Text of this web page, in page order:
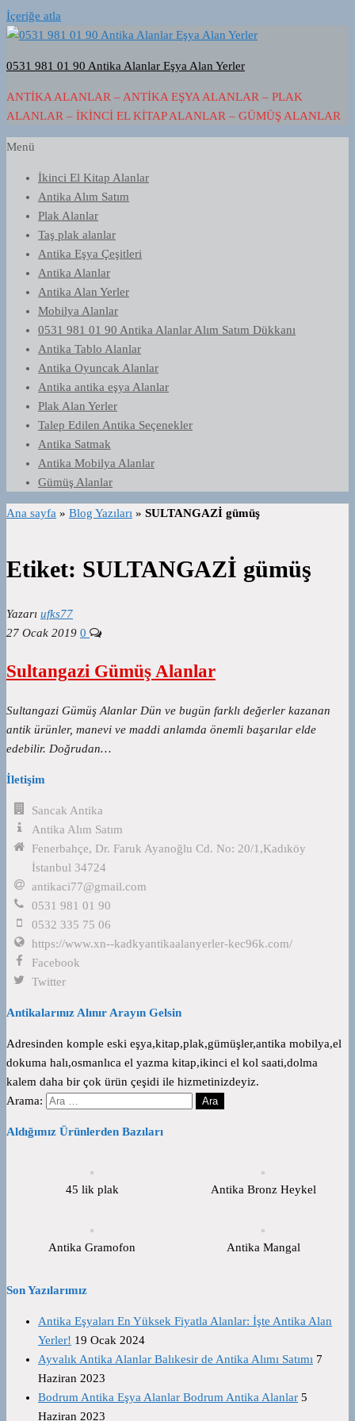
İçeriğe atla
0531 981 01 90 Antika Alanlar Eşya Alan Yerler
ANTIKA ALANLAR – ANTIKA EŞYA ALANLAR – PLAK
ALANLAR – İKINCI EL KITAP ALANLAR – GÜMÜŞ ALANLAR
Menü
İkinci El Kitap Alanlar
Antika Alım Satım
Plak Alanlar
Taş plak alanlar
Antika Eşya Çeşitleri
Antika Alanlar
Antika Alan Yerler
Mobilya Alanlar
0531 981 01 90 Antika Alanlar Alım Satım Dükkanı
Antika Tablo Alanlar
Antika Oyuncak Alanlar
Antika antika eşya Alanlar
Plak Alan Yerler
Talep Edilen Antika Seçenekler
Antika Satmak
Antika Mobilya Alanlar
Gümüş Alanlar
Ana sayfa » Blog Yazıları » SULTANGAZİ gümüş
Etiket: SULTANGAZİ gümüş
Yazarı ufks77
27 Ocak 2019 0
Sultangazi Gümüş Alanlar
Sultangazi Gümüş Alanlar Dün ve bugün farklı değerler kazanan
antik ürünler, manevi ve maddi anlamda önemli başarılar elde
edebilir. Doğrudan…
İletişim
Sancak Antika
Antika Alım Satım
Fenerbahçe, Dr. Faruk Ayanoğlu Cd. No: 20/1,Kadıköy
İstanbul 34724
antikaci77@gmail.com
0531 981 01 90
0532 335 75 06
https://www.xn--kadkyantikaalanyerler-kec96k.com/
Facebook
Twitter
Antikalarınız Alınır Arayın Gelsin
Adresinden komple eski eşya,kitap,plak,gümüşler,antika mobilya,el
dokuma halı,osmanlıca el yazma kitap,ikinci el kol saati,dolma
kalem daha bir çok ürün çeşidi ile hizmetinizdeyiz.
Arama:
Aldığımız Ürünlerden Bazıları
45 lik plak Antika Bronz Heykel
Antika Gramofon Antika Mangal
Son Yazılarımız
Antika Eşyaları En Yüksek Fiyatla Alanlar: İşte Antika Alan
Yerler! 19 Ocak 2024
Ayvalık Antika Alanlar Balıkesir de Antika Alımı Satımı 7
Haziran 2023
Bodrum Antika Eşya Alanlar Bodrum Antika Alanlar 5
Haziran 2023